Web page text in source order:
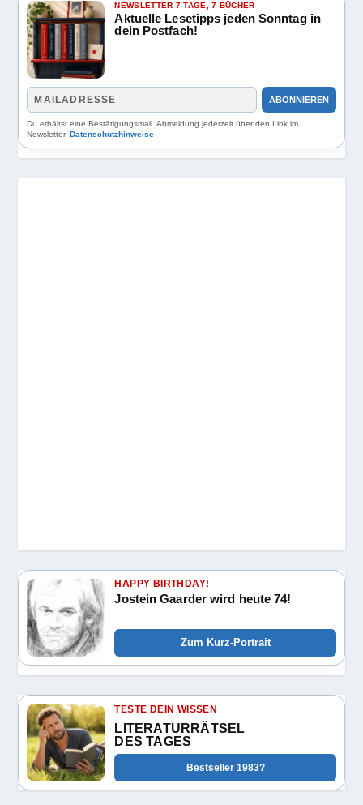
NEWSLETTER 7 TAGE, 7 BÜCHER
Aktuelle Lesetipps jeden Sonntag in
dein Postfach!
ABONNIEREN
Du erhältst eine Bestätigungsmail. Abmeldung jederzeit über den Link im
Newsletter.Datenschutzhinweise
HAPPY BIRTHDAY!
Jostein Gaarder wird heute 74!
Zum Kurz-Portrait
TESTE DEIN WISSEN
LITERATURRÄTSEL
DES TAGES
Bestseller 1983?